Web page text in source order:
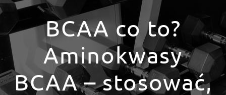
BCAA co to?
Aminokwasy
BCAA – stosować,